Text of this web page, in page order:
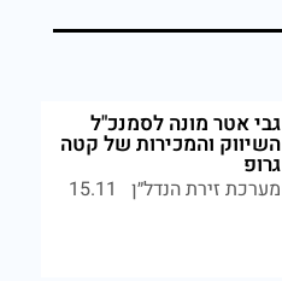
גבי אטר מונה לסמנכ"ל
השיווק והמכירות של קטה
גרופ
מערכת זירת הנדל״ן 15.11